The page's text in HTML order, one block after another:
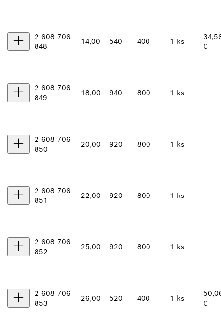
2 608 706
848
14,00 540 400 1 ks
€
2 608 706
849
18,00 940 800 1 ks
2 608 706
850
20,00 920 800 1 ks
2 608 706
851
22,00 920 800 1 ks
2 608 706
852
25,00 920 800 1 ks
2 608 706
853
26,00 520 400 1 ks
€